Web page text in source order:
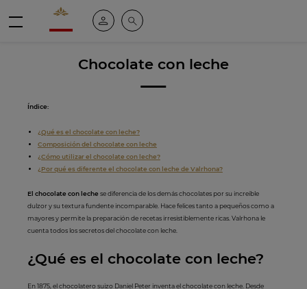
Valrhona - Imaginons le meilleur du chocolat
Mi cuentaBuscar
Chocolate con leche
Índice:
¿Qué es el chocolate con leche?
Composición del chocolate con leche
¿Cómo utilizar el chocolate con leche?
¿Por qué es diferente el chocolate con leche de Valrhona?
El chocolate con lechese diferencia de los demás chocolates por su increíble
dulzor y su textura fundente incomparable. Hace felices tanto a pequeños como a
mayores y permite la preparación de recetas irresistiblemente ricas. Valrhona le
cuenta todos los secretos del chocolate con leche.
¿Qué es el chocolate con leche?
En 1875, el chocolatero suizo Daniel Peter inventa el chocolate con leche. Desde